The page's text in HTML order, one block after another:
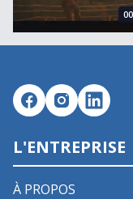
L'ENTREPRISE
À PROPOS